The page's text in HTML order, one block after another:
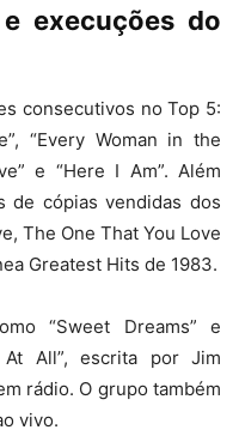
execuções do
consecutivos no Top 5:
“Every Woman in the
e “Here I Am”. Além
de cópias vendidas dos
The One That You Love
Greatest Hits de 1983.
“Sweet Dreams” e
All”, escrita por Jim
rádio. O grupo também
vivo.